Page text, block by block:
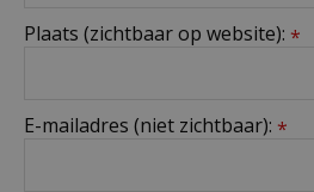
Plaats (zichtbaar op website): *
E-mailadres (niet zichtbaar): *